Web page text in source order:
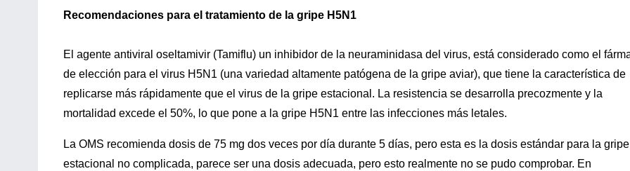
Recomendaciones para el tratamiento de la gripe H5N1
El agente antiviral oseltamivir (Tamiflu) un inhibidor de la neuraminidasa del virus, está considerado como el
de elección para el virus H5N1 (una variedad altamente patógena de la gripe aviar), que tiene la característica de
replicarse más rápidamente que el virus de la gripe estacional. La resistencia se desarrolla precozmente y la
mortalidad excede el 50%, lo que pone a la gripe H5N1 entre las infecciones más letales.
La OMS recomienda dosis de 75 mg dos veces por día durante 5 días, pero esta es la dosis estándar para la gripe
estacional no complicada, parece ser una dosis adecuada, pero esto realmente no se pudo comprobar. En